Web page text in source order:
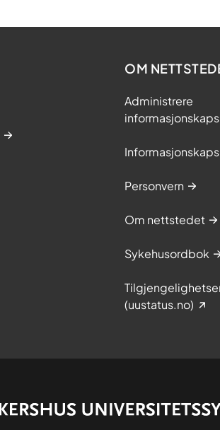
OM
Administrere
Personvern
Om nettstedet
Sykehusordbok
(uustatus.no)